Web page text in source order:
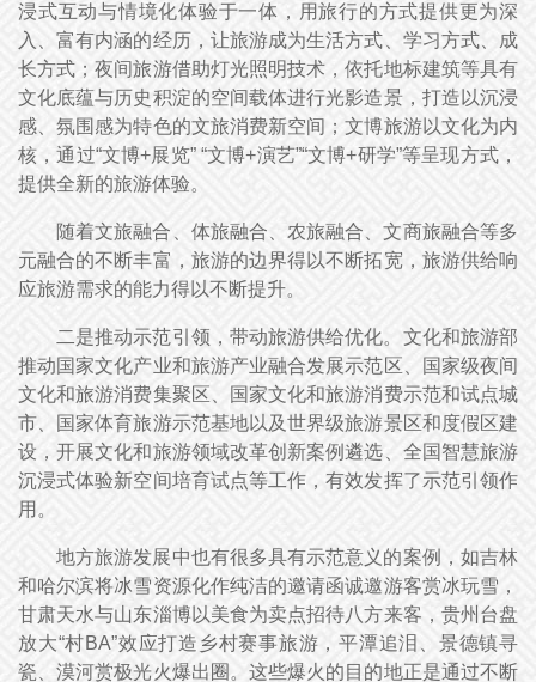
浸式互动与情境化体验于一体，用旅行的方式提供更为深
入、富有内涵的经历，让旅游成为生活方式、学习方式、成
长方式；夜间旅游借助灯光照明技术，依托地标建筑等具有
文化底蕴与历史积淀的空间载体进行光影造景，打造以沉浸
感、氛围感为特色的文旅消费新空间；文博旅游以文化为内
核，通过“文博+展览” “文博+演艺”“文博+研学”等呈现方式，
提供全新的旅游体验。
随着文旅融合、体旅融合、农旅融合、文商旅融合等多
元融合的不断丰富，旅游的边界得以不断拓宽，旅游供给响
应旅游需求的能力得以不断提升。
二是推动示范引领，带动旅游供给优化。文化和旅游部
推动国家文化产业和旅游产业融合发展示范区、国家级夜间
文化和旅游消费集聚区、国家文化和旅游消费示范和试点城
市、国家体育旅游示范基地以及世界级旅游景区和度假区建
设，开展文化和旅游领域改革创新案例遴选、全国智慧旅游
沉浸式体验新空间培育试点等工作，有效发挥了示范引领作
用。
地方旅游发展中也有很多具有示范意义的案例，如吉林
和哈尔滨将冰雪资源化作纯洁的邀请函诚邀游客赏冰玩雪，
甘肃天水与山东淄博以美食为卖点招待八方来客，贵州台盘
放大“村BA”效应打造乡村赛事旅游，平潭追泪、景德镇寻
瓷、漠河赏极光火爆出圈。这些爆火的目的地正是通过不断